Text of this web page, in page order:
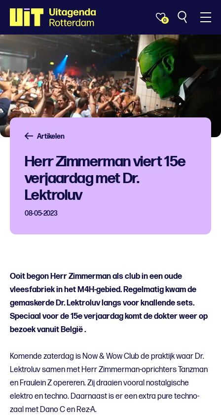
0
Artikelen
Herr Zimmerman viert 15e
verjaardag met Dr.
Lektroluv
08-05-2023
Ooit begon Herr Zimmerman als club in een oude
vleesfabriek in het M4H-gebied. Regelmatig kwam de
gemaskerde Dr. Lektroluv langs voor knallende sets.
Speciaal voor de 15e verjaardag komt de dokter weer op
bezoek vanuitBelgië .
Komende zaterdag is Now & Wow Club de praktijk waar Dr.
Lektroluv samen met Herr Zimmerman-oprichters Tanzman
enFraulein Z opereren. Zij draaien vooral nostalgische
elektro en techno. Daarnaast is er een extra pure techno-
zaal met Dano C en Rez-A.